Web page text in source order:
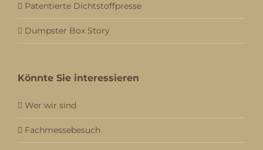
Patentierte Dichtstoffpresse
Dumpster Box Story
Könnte Sie interessieren
Wer wir sind
Fachmessebesuch